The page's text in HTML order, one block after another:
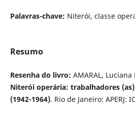
Palavras-chave: Niterói, classe
Resumo
Resenha do livro: AMARAL,
Niterói operária: trabalhadores
(1942-1964). Rio de Janeiro: APERJ: